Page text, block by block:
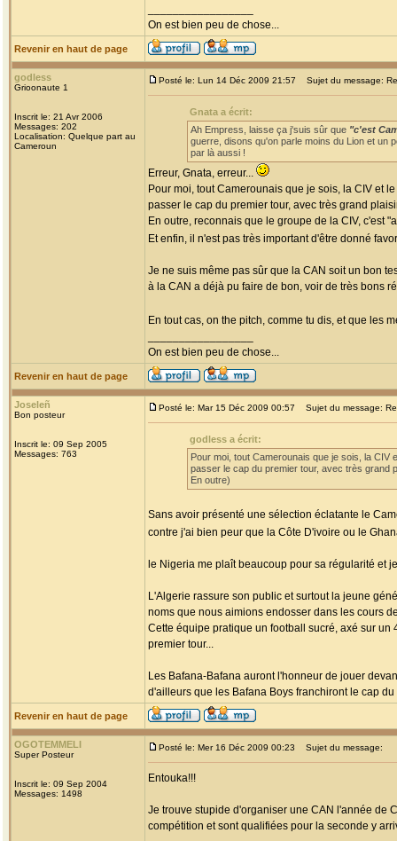
On est bien peu de chose...
Revenir en haut de page
godless
Grioonaute 1
Inscrit le: 21 Avr 2006
Messages: 202
Localisation: Quelque part au
Cameroun
Posté le: Lun 14 Déc 2009 21:57 Sujet du message:
Gnata a écrit:
Ah Empress, laisse ça j'suis sûr que "c'est
guerre, disons qu'on parle moins du Lion et un
par là aussi !
Erreur, Gnata, erreur...
Pour moi, tout Camerounais que je sois, la CIV et
passer le cap du premier tour, avec très grand
En outre, reconnais que le groupe de la CIV, c'est
Et enfin, il n'est pas très important d'être donné
Je ne suis même pas sûr que la CAN soit un bon
à la CAN a déjà pu faire de bon, voir de très bons
En tout cas, on the pitch, comme tu dis, et que les
On est bien peu de chose...
Revenir en haut de page
Joseleñ
Bon posteur
Inscrit le: 09 Sep 2005
Messages: 763
Posté le: Mar 15 Déc 2009 00:57 Sujet du message:
godless a écrit:
Pour moi, tout Camerounais que je sois, la
passer le cap du premier tour, avec très grand
En outre)
Sans avoir présenté une sélection éclatante le
contre j'ai bien peur que la Côte D'ivoire ou le
le Nigeria me plaît beaucoup pour sa régularité et
L'Algerie rassure son public et surtout la jeune
noms que nous aimions endosser dans les cours
Cette équipe pratique un football sucré, axé sur
premier tour...
Les Bafana-Bafana auront l'honneur de jouer
d'ailleurs que les Bafana Boys franchiront le cap
Revenir en haut de page
OGOTEMMELI
Super Posteur
Inscrit le: 09 Sep 2004
Messages: 1498
Posté le: Mer 16 Déc 2009 00:23 Sujet du message:
Entouka!!!
Je trouve stupide d'organiser une CAN l'année de
compétition et sont qualifiées pour la seconde y